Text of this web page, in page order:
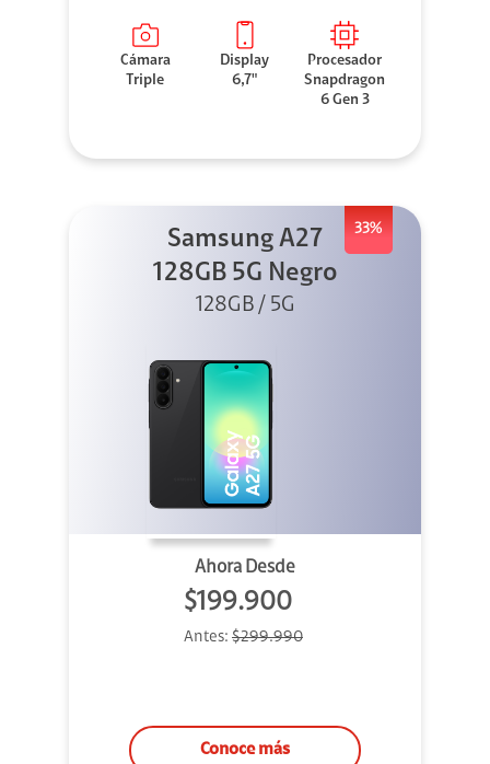
Cámara
Triple
Display
6,7"
Procesador
Snapdragon
6 Gen 3
33%
Samsung A27
128GB 5G Negro
128GB / 5G
Ahora Desde
$199.900
Antes: $299.990
Conoce más